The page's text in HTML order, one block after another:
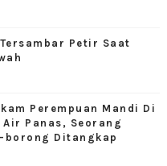
Petir Saat
Perempuan Mandi Di
Air Panas, Seorang
borong Ditangkap